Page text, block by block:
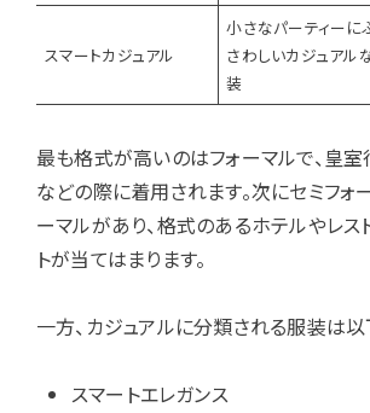
スマートカジュアル
小さなパーティーに
さわしいカジュアル
装
最も格式が高いのはフォーマルで、皇
などの際に着用されます。次にセミフォ
ーマルがあり、格式のあるホテルやレス
トが当てはまります。
一方、カジュアルに分類される服装は以
スマートエレガンス